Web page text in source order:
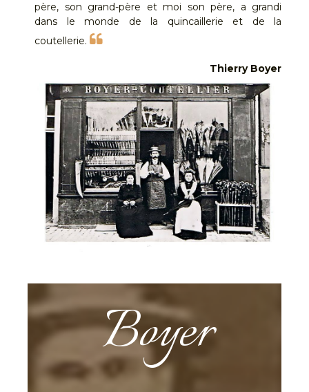
père, son grand-père et moi son père, a grandi
dans le monde de la quincaillerie et de la
coutellerie.
Thierry Boyer
Boyer